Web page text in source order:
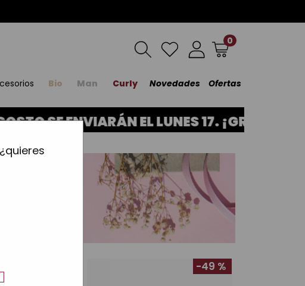
0
Bio Man Curly Novedades Ofertas
SE ENVIARÁN EL LUNES 17. ¡GRACIAS POR
-49 %